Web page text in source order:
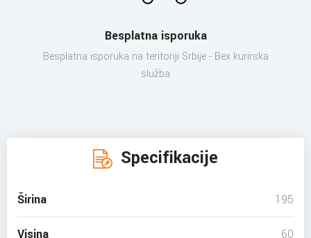
Besplatna isporuka
Besplatna isporuka na teritoriji Srbije - Bex kurirska
služba
Specifikacije
Širina 195
Visina 60